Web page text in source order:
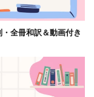
全冊和訳＆動画付き